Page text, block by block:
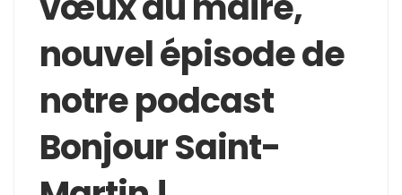
nouvel épisode de
notre podcast
Bonjour Saint-